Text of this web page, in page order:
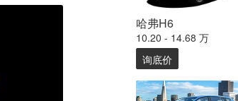
哈弗H6
10.20 - 14.68 万
询底价